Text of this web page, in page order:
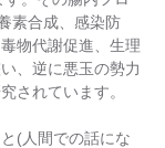
素合成、感染防
物代謝促進、生理
、逆に悪玉の勢力
されています。
(人間での話にな